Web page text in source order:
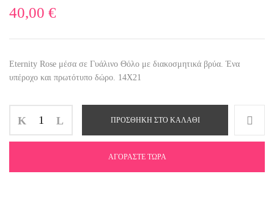
40,00 €
Eternity Rose μέσα σε Γυάλινο Θόλο με διακοσμητικά βρύα. Ένα
υπέροχο και πρωτότυπο δώρο. 14Χ21
ΠΡΟΣΘΉΚΗ ΣΤΟ ΚΑΛΆΘΙ
ΑΓΟΡΆΣΤΕ ΤΏΡΑ